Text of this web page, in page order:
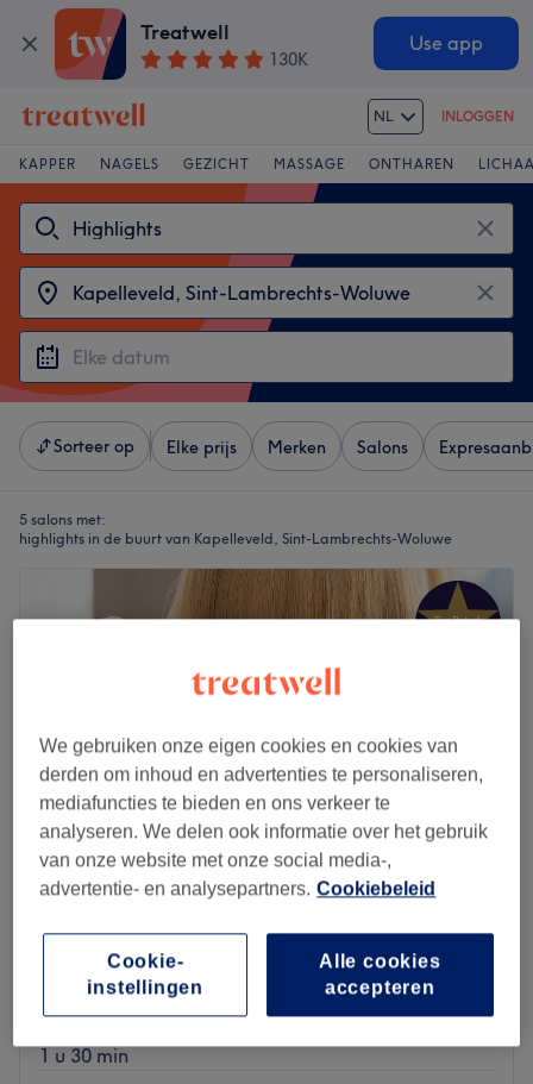
Treatwell
130K
Use app
NL INLOGGEN
KAPPER NAGELS GEZICHT MASSAGE ONTHAREN
Sorteer op Elke prijs Merken Salons
5 salons met:
highlights in de buurt van Kapelleveld, Sint-Lambrechts-Woluwe
4,9
751 reviews
Chaussée de Wavre - Saint-Julien, Oudergem
Laat zien op de kaart
1 u 30 min
We gebruiken onze eigen cookies en cookies van
derden om inhoud en advertenties te personaliseren,
mediafuncties te bieden en ons verkeer te
analyseren. We delen ook informatie over het gebruik
van onze website met onze social media-,
advertentie- en analysepartners. Cookiebeleid
Alle cookies
accepteren
Cookie-
instellingen